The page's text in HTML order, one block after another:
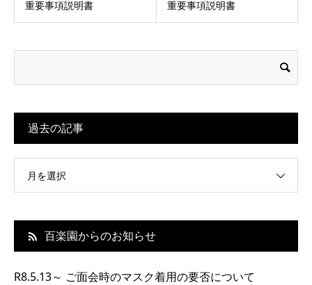
重要事項説明書
重要事項説明書
過去の記事
月を選択
百楽園からのお知らせ
R8.5.13～ ご面会時のマスク着用の要否について